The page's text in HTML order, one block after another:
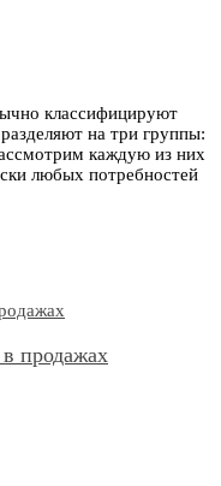
классифицируют
на три группы:
каждую из них
любых потребностей
продажах